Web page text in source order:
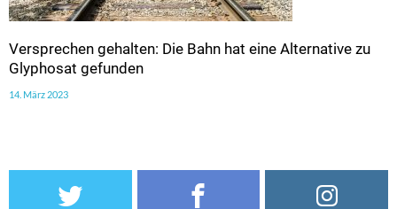
Versprechen gehalten: Die Bahn hat eine Alternative zu
Glyphosat gefunden
14. März 2023